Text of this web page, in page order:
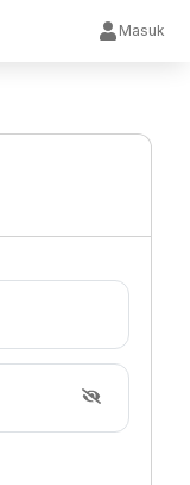
Masuk